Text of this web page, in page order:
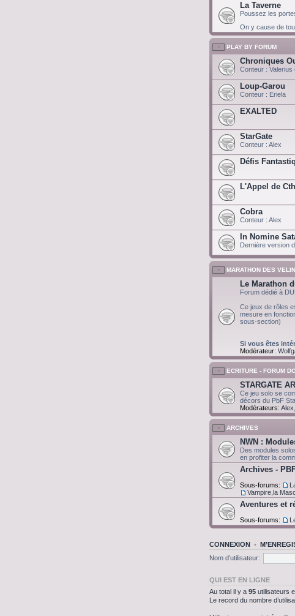
La Taverne
Poussez les
On y cause de
PLAY BY FORUM
Chroniques
Conteur : Valerius
Loup-Garou
Conteur : Eriela
EXALTED
StarGate
Conteur : Alex
Défis
L'Appel de
Cobra
Conteur : Alex
In Nomine
Dernière version
MARATHON DES
Le Marathon
Forum dédié à
Ce jeux de rôles
mesure en
sous-section)
Si vous êtes
Modérateur:
ECRITURE - FORUM
STARGATE
Ce jeu solo se
décors du PbF
Modérateurs: Alex
ARCHIVES
NWN :
Des modules
en profiter la
Archives -
Sous-forums:
Vampire,la
Aventures et
Sous-forums:
CONNEXION •
Nom d’utilisateur:
QUI EST EN LIGNE
Au total il y a 95 utilisateurs
Le record du nombre